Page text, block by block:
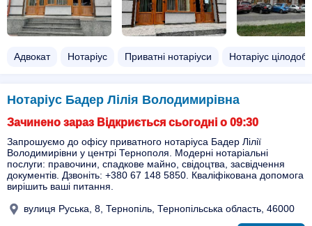
Адвокат Нотаріус Приватні нотаріуси Нотаріус
Нотаріус Бадер Лілія Володимирівна
Зачинено зараз Відкриється сьогодні о 09:30
Запрошуємо до офісу приватного нотаріуса Бадер Лілії
Володимирівни у центрі Тернополя. Модерні нотаріальні
послуги: правочини, спадкове майно, свідоцтва, засвідчення
документів. Дзвоніть: +380 67 148 5850. Кваліфікована допомога
вирішить ваші питання.
вулиця Руська, 8, Тернопіль, Тернопільська область, 46000